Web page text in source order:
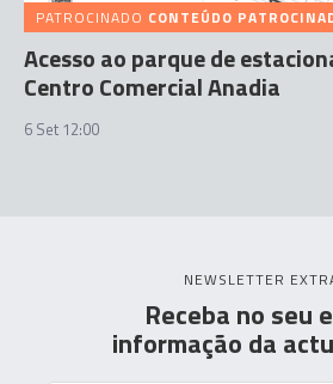
PATROCINADO CONTEÚDO
Acesso ao parque de
Centro Comercial Anadia
6 Set 12:00
NEWSLETTER
Receba no seu
informação da